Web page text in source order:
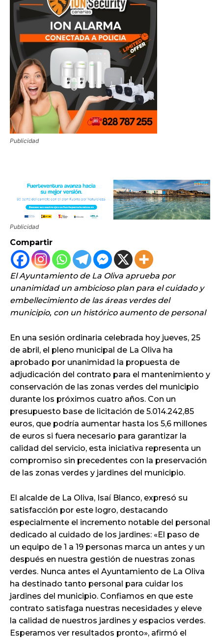
Publicidad
Publicidad
Compartir
El Ayuntamiento de La Oliva aprueba por
unanimidad un ambicioso plan para el cuidado y
embellecimiento de las áreas verdes del
municipio, con un histórico aumento de personal
En una sesión ordinaria celebrada hoy jueves, 25
de abril, el pleno municipal de La Oliva ha
aprobado por unanimidad la propuesta de
adjudicación del contrato para el mantenimiento y
conservación de las zonas verdes del municipio
durante los próximos cuatro años. Con un
presupuesto base de licitación de 5.014.242,85
euros, que podría aumentar hasta los 5,6 millones
de euros si fuera necesario para garantizar la
calidad del servicio, esta iniciativa representa un
compromiso sin precedentes con la preservación
de las zonas verdes y jardines del municipio.
El alcalde de La Oliva, Isaí Blanco, expresó su
satisfacción por este logro, destacando
especialmente el incremento notable del personal
dedicado al cuidado de los jardines: «El paso de
un equipo de 1 a 19 personas marca un antes y un
después en nuestra gestión de nuestras zonas
verdes. Nunca antes el Ayuntamiento de La Oliva
ha destinado tanto personal para cuidar los
jardines del municipio. Confiamos en que este
contrato satisfaga nuestras necesidades y eleve
la calidad de nuestros jardines y espacios verdes.
Esperamos ver resultados pronto», afirmó el